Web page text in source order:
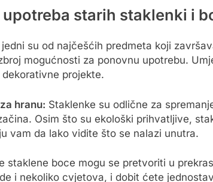
upotreba starih staklenki i
su od najčešćih predmeta koji
mogućnosti za ponovnu upotrebu.
projekte.
hranu: Staklenke su odlične za
Osim što su ekološki prihvatljive,
vam da lako vidite što se nalazi unutra.
staklene boce mogu se pretvoriti u
i nekoliko cvjetova, i dobit ćete